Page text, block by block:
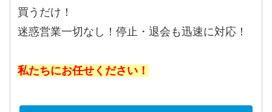
買うだけ！
迷惑営業一切なし！停止・退会も迅速に対応！
私たちにお任せください！